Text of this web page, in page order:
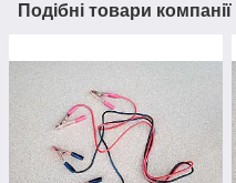
Подібні товари компанії